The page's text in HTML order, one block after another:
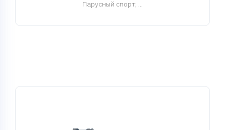
Парусный спорт; ...